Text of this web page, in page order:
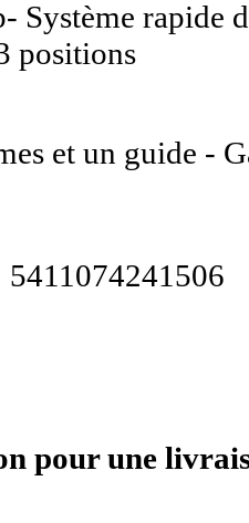
Système rapide
positions
et un guide -
5411074241506
pour une